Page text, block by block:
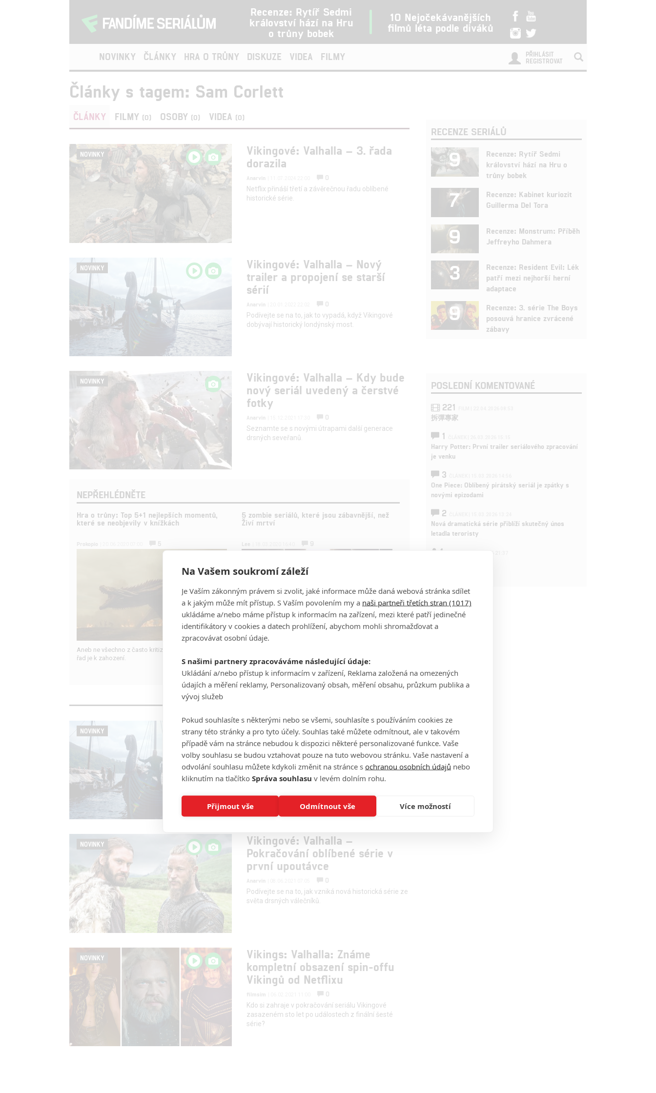
Recenze: Rytíř Sedmi
království hází na Hru
o trůny bobek
10 Nejočekávanějších
filmů léta podle diváků
NOVINKY ČLÁNKY HRA O TRŮNY DISKUZE VIDEA FILMY
PŘIHLÁSIT
REGISTROVAT
Články s tagem: Sam Corlett
ČLÁNKY FILMY (0) OSOBY (0) VIDEA (0)
NOVINKY
Vikingové: Valhalla – 3. řada
dorazila
Anarvin
0
Netflix přináší třetí a závěrečnou řadu oblíbené
historické série.
NOVINKY
Vikingové: Valhalla – Nový
trailer a propojení se starší
sérií
Anarvin
0
Podívejte se na to, jak to vypadá, když Vikingové
dobývají historický londýnský most.
NOVINKY
Vikingové: Valhalla – Kdy bude
nový seriál uvedený a čerstvé
fotky
Anarvin
0
Seznamte se s novými útrapami další generace
drsných seveřanů.
NEPŘEHLÉDNĚTE
Hra o trůny: Top 5+1 nejlepších momentů,
které se neobjevily v knížkách
Aneb ne všechno z často kritizovaných posledních
řad je k zahození.
5 zombie seriálů, které jsou zábavnější, než
Živí mrtví
Lee 9
ztrácí dech. Ale fandové zombíků nemusí truchlit,
existují jiné série, které je zvládnou pobavit.
NOVINKY
Vikings: Valhalla: Vikinská sága
pokračuje na Netflixu v prvním
teaseru
filmsim | 29.09.2021 19:45
0
Netflix vábí na spin-off Vikingů první krvavou
NOVINKY
Vikingové: Valhalla –
Pokračování oblíbené série v
první upoutávce
Anarvin
0
Podívejte se na to, jak vzniká nová historická série ze
světa drsných válečníků.
NOVINKY
Vikings: Valhalla: Známe
kompletní obsazení spin-offu
Vikingů od Netflixu
filmsim
0
Kdo si zahraje v pokračování seriálu Vikingové
zasazeném sto let po událostech z finální šesté
série?
RECENZE SERIÁLŮ
9
Recenze: Rytíř Sedmi
království hází na Hru o
trůny bobek
7
Recenze: Kabinet kuriozit
Guillerma Del Tora
9
Recenze: Monstrum: Příběh
Jeffreyho Dahmera
3
Recenze: Resident Evil: Lék
patří mezi nejhorší herní
adaptace
9
Recenze: 3. série The Boys
posouvá hranice zvrácené
zábavy
POSLEDNÍ KOMENTOVANÉ
221
拆彈專家
1
Harry Potter: První trailer seriálového zpracování
je venku
3
One Piece: Oblíbený pirátský seriál je zpátky s
novými epizodami
2
Nová dramatická série přiblíží skutečný únos
letadla teroristy
1
Na Vašem soukromí záleží
Je Vaším zákonným právem si zvolit, jaké informace může daná webová stránka sdílet
a k jakým může mít přístup. S Vaším povolením my a naši partneři třetích stran (1017)
ukládáme a/nebo máme přístup k informacím na zařízení, mezi které patří jedinečné
identifikátory v cookies a datech prohlížení, abychom mohli shromažďovat a
zpracovávat osobní údaje.
S našimi partnery zpracováváme následující údaje:
Ukládání a/nebo přístup k informacím v zařízení, Reklama založená na omezených
údajích a měření reklamy, Personalizovaný obsah, měření obsahu, průzkum publika a
vývoj služeb
Pokud souhlasíte s některými nebo se všemi, souhlasíte s používáním cookies ze
strany této stránky a pro tyto účely. Souhlas také můžete odmítnout, ale v takovém
případě vám na stránce nebudou k dispozici některé personalizované funkce. Vaše
volby souhlasu se budou vztahovat pouze na tuto webovou stránku. Vaše nastavení a
odvolání souhlasu můžete kdykoli změnit na stránce s ochranou osobních údajů nebo
kliknutím na tlačítko Správa souhlasu v levém dolním rohu.
Přijmout vše Odmítnout vše Více možností